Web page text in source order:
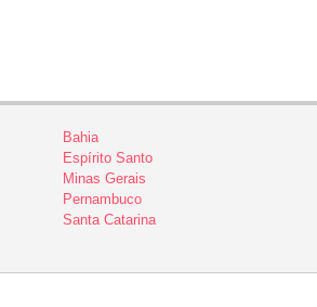
Bahia
Espírito Santo
Minas Gerais
Pernambuco
Santa Catarina